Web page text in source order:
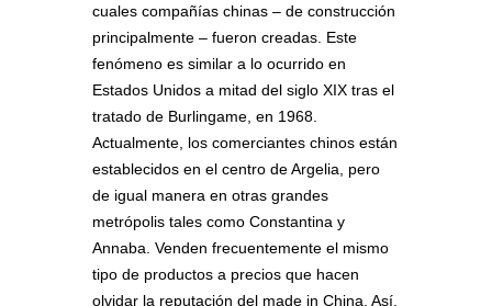
cuales compañías chinas – de construcción
principalmente – fueron creadas. Este
fenómeno es similar a lo ocurrido en
Estados Unidos a mitad del siglo XIX tras el
tratado de Burlingame, en 1968.
Actualmente, los comerciantes chinos están
establecidos en el centro de Argelia, pero
de igual manera en otras grandes
metrópolis tales como Constantina y
Annaba. Venden frecuentemente el mismo
tipo de productos a precios que hacen
olvidar la reputación del made in China. Así,